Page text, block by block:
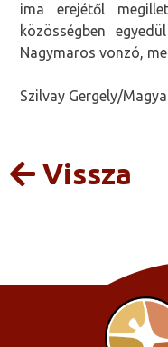
ima erejétől
közösségben
Nagymaros vonzó,
Szilvay Gergely/
Vissza